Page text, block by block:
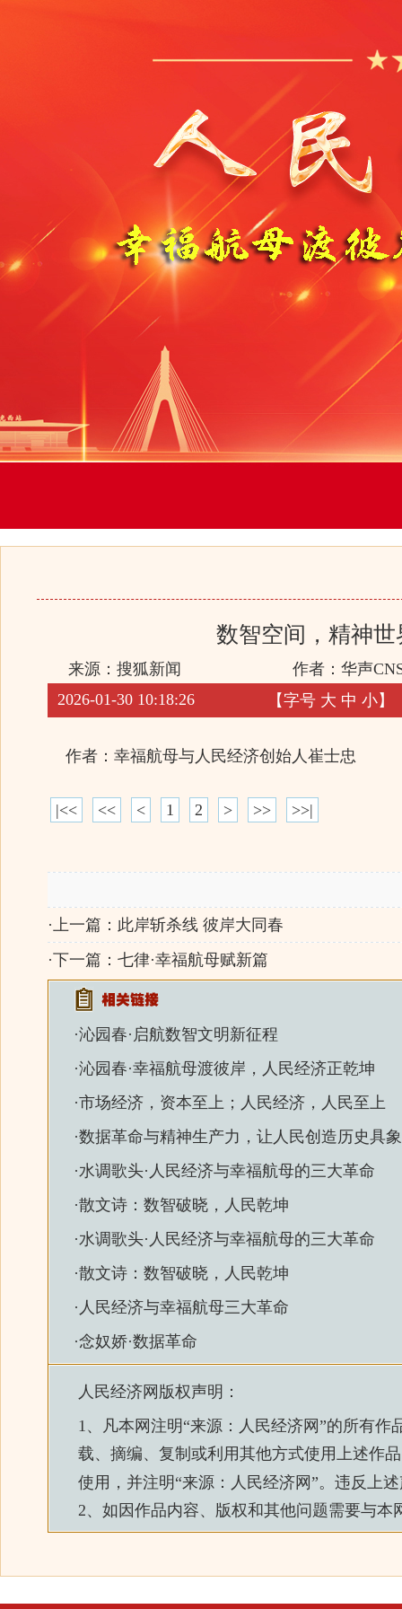
数智空间，精神
来源：搜狐新闻
作者：华声
2026-01-30 10:18:26
【字号 大 中 小】
作者：幸福航母与人民经济创始人崔士忠
|<< << < 1 2 > >> >>|
·上一篇： 此岸斩杀线 彼岸大同春
·下一篇： 七律·幸福航母赋新篇
·沁园春·启航数智文明新征程
·沁园春·幸福航母渡彼岸，人民经济正乾坤
·市场经济，资本至上；人民经济，人民至上
·数据革命与精神生产力，让人民创造历史具
·水调歌头·人民经济与幸福航母的三大革命
·散文诗：数智破晓，人民乾坤
·水调歌头·人民经济与幸福航母的三大革命
·散文诗：数智破晓，人民乾坤
· 人民经济与幸福航母三大革命
·念奴娇·数据革命
人民经济网 版权声明：
1、凡本网注明“来源： 人民经济网 ”的所有作
载、摘编、复制或利用其他方式使用上述作
使用，并注明“来源： 人民经济网 ”。违反上
2、如因作品内容、版权和其他问题需要与本